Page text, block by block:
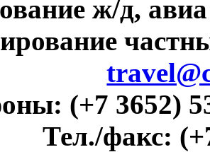
ж/д,
(+7 3652)
Тел./факс: